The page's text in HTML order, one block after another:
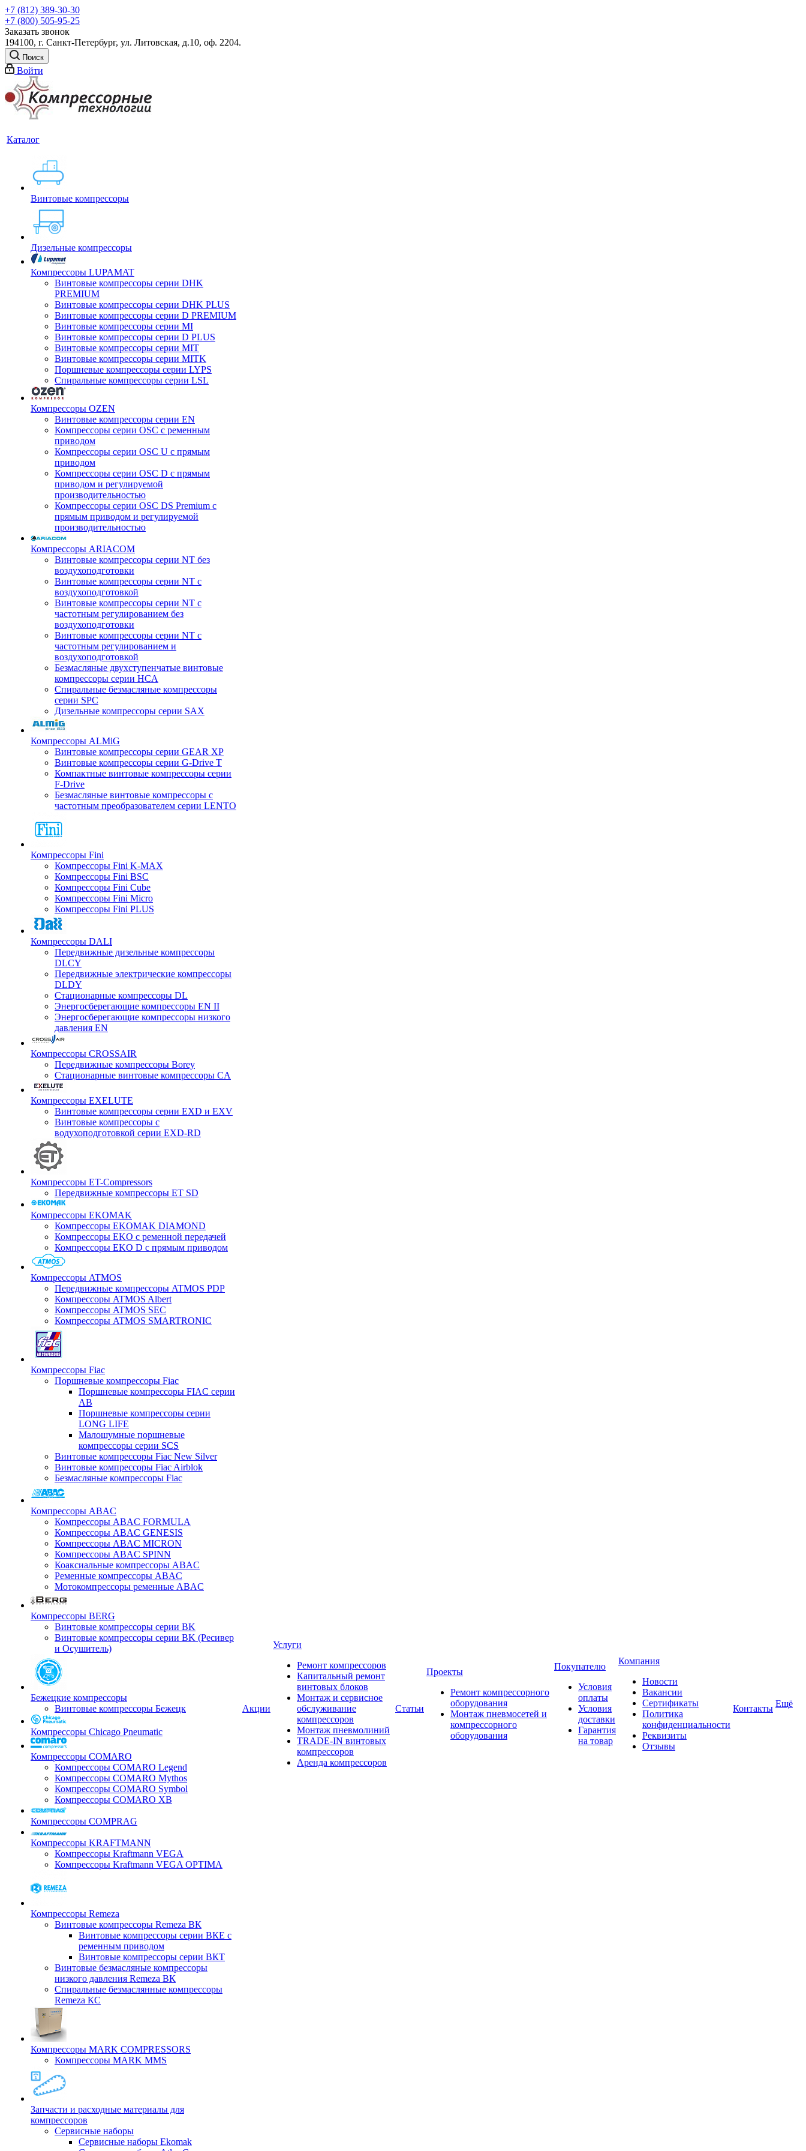
+7 (812) 389-30-30
+7 (800) 505-95-25
Заказать звонок
194100, г. Санкт-Петербург, ул. Литовская, д.10, оф. 2204.
Поиск
Войти
Каталог
Винтовые компрессоры
Дизельные компрессоры
Компрессоры LUPAMAT
Винтовые компрессоры серии DHK
PREMIUM
Винтовые компрессоры серии DHK PLUS
Винтовые компрессоры серии D PREMIUM
Винтовые компрессоры серии MI
Винтовые компрессоры серии D PLUS
Винтовые компрессоры серии MIT
Винтовые компрессоры серии MITK
Поршневые компрессоры серии LYPS
Спиральные компрессоры серии LSL
Компрессоры OZEN
Винтовые компрессоры серии EN
Компрессоры серии OSC с ременным
приводом
Компрессоры серии OSC U с прямым
приводом
Компрессоры серии OSC D с прямым
приводом и регулируемой
производительностью
Компрессоры серии OSC DS Premium с
прямым приводом и регулируемой
производительностью
Компрессоры ARIACOM
Винтовые компрессоры серии NT без
воздухоподготовки
Винтовые компрессоры серии NT c
воздухоподготовкой
Винтовые компрессоры серии NT с
частотным регулированием без
воздухоподготовки
Винтовые компрессоры серии NT с
частотным регулированием и
воздухоподготовкой
Безмасляные двухступенчатые винтовые
компрессоры серии HCA
Спиральные безмасляные компрессоры
серии SPC
Дизельные компрессоры серии SAX
Компрессоры ALMiG
Винтовые компрессоры серии GEAR XP
Винтовые компрессоры серии G-Drive T
Компактные винтовые компрессоры серии
F-Drive
Безмасляные винтовые компрессоры с
частотным преобразователем серии LENTO
Компрессоры Fini
Компрессоры Fini K-MAX
Компрессоры Fini BSC
Компрессоры Fini Cube
Компрессоры Fini Micro
Компрессоры Fini PLUS
Компрессоры DALI
Передвижные дизельные компрессоры
DLCY
Передвижные электрические компрессоры
DLDY
Стационарные компрессоры DL
Энергосберегающие компрессоры EN II
Энергосберегающие компрессоры низкого
давления EN
Компрессоры CROSSAIR
Передвижные компрессоры Borey
Стационарные винтовые компрессоры CA
Компрессоры EXELUTE
Винтовые компрессоры серии EXD и EXV
Винтовые компрессоры с
водухоподготовкой серии EXD-RD
Компрессоры ET-Compressors
Передвижные компрессоры ET SD
Компрессоры EKOMAK
Компрессоры EKOMAK DIAMOND
Компрессоры EKO c ременной передачей
Компрессоры EKO D с прямым приводом
Компрессоры ATMOS
Передвижные компрессоры ATMOS PDP
Компрессоры ATMOS Albert
Компрессоры ATMOS SEC
Компрессоры ATMOS SMARTRONIC
Компрессоры Fiac
Поршневые компрессоры Fiac
Поршневые компрессоры FIAC серии
AB
Поршневые компрессоры серии
LONG LIFE
Малошумные поршневые
компрессоры серии SCS
Винтовые компрессоры Fiac New Silver
Винтовые компрессоры Fiac Airblok
Безмасляные компрессоры Fiac
Компрессоры ABAC
Компрессоры ABAC FORMULA
Компрессоры ABAC GENESIS
Компрессоры ABAC MICRON
Компрессоры ABAC SPINN
Коаксиальные компрессоры ABAC
Ременные компрессоры ABAC
Мотокомпрессоры ременные ABAC
Компрессоры BERG
Винтовые компрессоры серии BK
Винтовые компрессоры серии BK (Ресивер
и Осушитель)
Бежецкие компрессоры
Винтовые компрессоры Бежецк
Компрессоры Chicago Pneumatic
Компрессоры COMARO
Компрессоры COMARO Legend
Компрессоры COMARO Mythos
Компрессоры COMARO Symbol
Компрессоры COMARO XB
Компрессоры COMPRAG
Компрессоры KRAFTMANN
Компрессоры Kraftmann VEGA
Компрессоры Kraftmann VEGA OPTIMA
Компрессоры Remeza
Винтовые компрессоры Remeza ВК
Винтовые компрессоры серии ВКЕ с
ременным приводом
Винтовые компрессоры серии ВКТ
Винтовые безмасляные компрессоры
низкого давления Remeza ВК
Спиральные безмаслянные компрессоры
Remeza КС
Компрессоры MARK COMPRESSORS
Компрессоры MARK MMS
Запчасти и расходные материалы для
компрессоров
Cервисные наборы
Сервисные наборы Ekomak
Акции
Услуги
Ремонт компрессоров
Капитальный ремонт
винтовых блоков
Монтаж и сервисное
обслуживание
компрессоров
Монтаж пневмолиний
TRADE-IN винтовых
компрессоров
Аренда компрессоров
Статьи
Проекты
Ремонт компрессорного
оборудования
Монтаж пневмосетей и
компрессорного
оборудования
Покупателю
Условия
оплаты
Условия
доставки
Гарантия
на товар
Компания
Новости
Вакансии
Сертификаты
Политика
конфиденциальности
Реквизиты
Отзывы
Контакты Ещё